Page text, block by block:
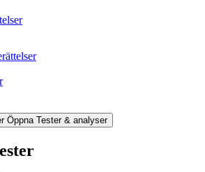
Öppna Tester & analyser